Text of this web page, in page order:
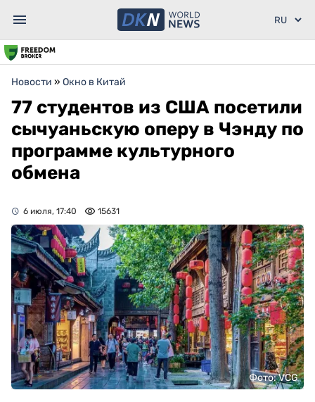
Новости » Окно в Китай
77 студентов из США посетили
сычуаньскую оперу в Чэнду по
программе культурного
обмена
6 июля, 17:40 15631
Фото: VCG